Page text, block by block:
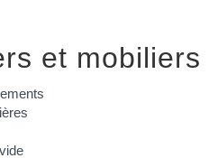
et mobiliers